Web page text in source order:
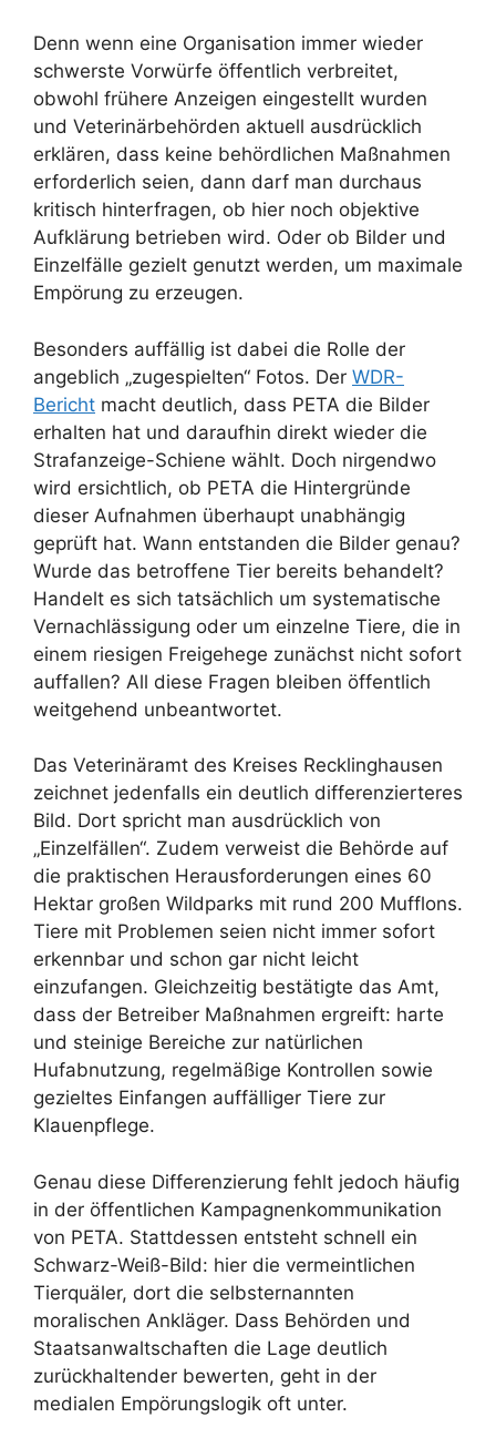
Denn wenn eine Organisation immer wieder
schwerste Vorwürfe öffentlich verbreitet,
obwohl frühere Anzeigen eingestellt wurden
und Veterinärbehörden aktuell ausdrücklich
erklären, dass keine behördlichen Maßnahmen
erforderlich seien, dann darf man durchaus
kritisch hinterfragen, ob hier noch objektive
Aufklärung betrieben wird. Oder ob Bilder und
Einzelfälle gezielt genutzt werden, um maximale
Empörung zu erzeugen.
Besonders auffällig ist dabei die Rolle der
angeblich „zugespielten“ Fotos. Der WDR-
Bericht macht deutlich, dass PETA die Bilder
erhalten hat und daraufhin direkt wieder die
Strafanzeige-Schiene wählt. Doch nirgendwo
wird ersichtlich, ob PETA die Hintergründe
dieser Aufnahmen überhaupt unabhängig
geprüft hat. Wann entstanden die Bilder genau?
Wurde das betroffene Tier bereits behandelt?
Handelt es sich tatsächlich um systematische
Vernachlässigung oder um einzelne Tiere, die in
einem riesigen Freigehege zunächst nicht sofort
auffallen? All diese Fragen bleiben öffentlich
weitgehend unbeantwortet.
Das Veterinäramt des Kreises Recklinghausen
zeichnet jedenfalls ein deutlich differenzierteres
Bild. Dort spricht man ausdrücklich von
„Einzelfällen“. Zudem verweist die Behörde auf
die praktischen Herausforderungen eines 60
Hektar großen Wildparks mit rund 200 Mufflons.
Tiere mit Problemen seien nicht immer sofort
erkennbar und schon gar nicht leicht
einzufangen. Gleichzeitig bestätigte das Amt,
dass der Betreiber Maßnahmen ergreift: harte
und steinige Bereiche zur natürlichen
Hufabnutzung, regelmäßige Kontrollen sowie
gezieltes Einfangen auffälliger Tiere zur
Klauenpflege.
Genau diese Differenzierung fehlt jedoch häufig
in der öffentlichen Kampagnenkommunikation
von PETA. Stattdessen entsteht schnell ein
Schwarz-Weiß-Bild: hier die vermeintlichen
Tierquäler, dort die selbsternannten
moralischen Ankläger. Dass Behörden und
Staatsanwaltschaften die Lage deutlich
zurückhaltender bewerten, geht in der
medialen Empörungslogik oft unter.